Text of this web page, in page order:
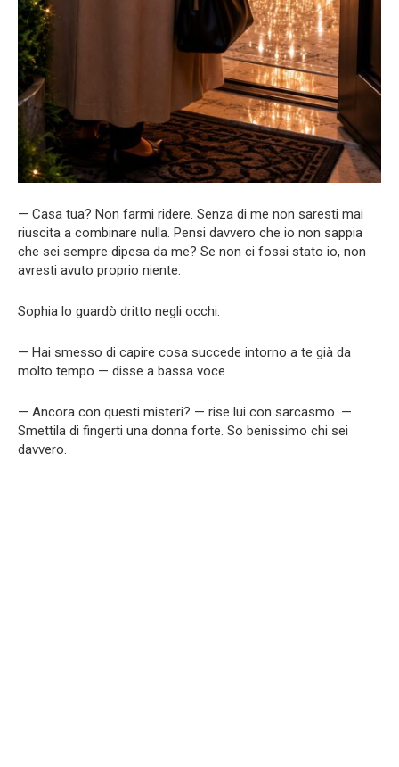
— Casa tua? Non farmi ridere. Senza di me non saresti mai
riuscita a combinare nulla. Pensi davvero che io non sappia
che sei sempre dipesa da me? Se non ci fossi stato io, non
avresti avuto proprio niente.
Sophia lo guardò dritto negli occhi.
— Hai smesso di capire cosa succede intorno a te già da
molto tempo — disse a bassa voce.
— Ancora con questi misteri? — rise lui con sarcasmo. —
Smettila di fingerti una donna forte. So benissimo chi sei
davvero.